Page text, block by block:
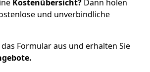
Kostenübersicht? Dann holen
und unverbindliche
das Formular aus und erhalten Sie